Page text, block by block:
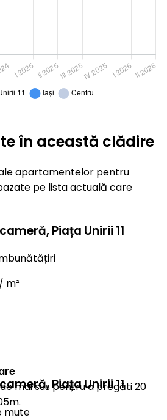
în această clădire
apartamentelor pentru
pe lista actuală care
, Piața Unirii 11
m²
mai sus pentru a pregăti 20
,Piața Unirii 11
mute